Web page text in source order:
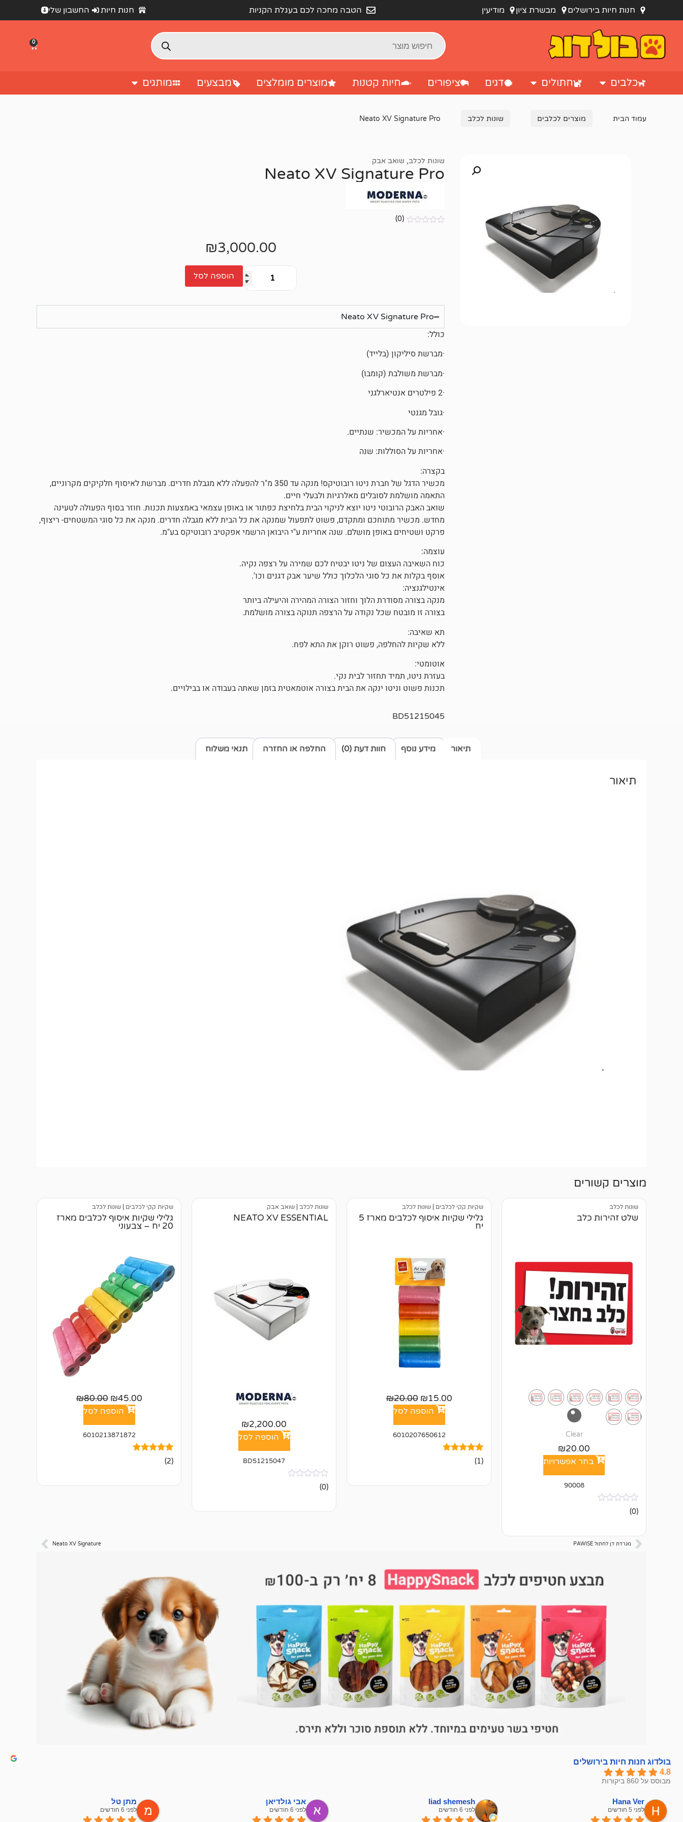
חנות חיות בירושלים מבשרת ציון מודיעין הטבה מחכה לכם בעגלת הקניות חנות חיות החשבון שלי
0
כלבים חתולים דגים ציפורים חיות קטנות מוצרים מומלצים מבצעים מותגים
עמוד הבית מוצרים לכלבים שונות לכלב Neato XV Signature Pro
שונות לכלב, שואב אבק
Neato XV Signature Pro
(0)
₪3,000.00
הוספה לסל
Neato XV Signature Pro
כולל:
·מברשת סיליקון (בלייד)
·מברשת משולבת (קומבו)
·2 פילטרים אנטיארלגני
·גובל מגנטי
·אחריות על המכשיר: שנתיים.
·אחריות על הסוללות: שנה
בקצרה:
מכשיר הדגל של חברת ניטו רובוטיקס! מנקה עד 350 מ"ר להפעלה ללא מגבלת חדרים. מברשת לאיסוף חלקיקים מקרוניים,
התאמה מושלמת לסובלים מאלרגיות ולבעלי חיים.
שואב האבק הרובוטי ניטו יוצא לניקוי הבית בלחיצת כפתור או באופן עצמאי באמצעות תכנות. חוזר בסוף הפעולה לטעינה
מחדש. מכשיר מתוחכם ומתקדם, פשוט לתפעול שמנקה את כל הבית ללא מגבלה חדרים. מנקה את כל סוגי המשטחים- ריצוף,
פרקט ושטיחים באופן מושלם. שנה אחריות ע"י היבואן הרשמי אפקטיב רובוטיקס בע"מ.
עוצמה:
כוח השאיבה העצום של ניטו יבטיח לכם שמירה על רצפה נקיה.
אוסף בקלות את כל סוגי הלכלוך כולל שיער אבק דגנים וכו'.
אינטילגנציה:
מנקה בצורה מסודרת הלוך וחזור הצורה המהירה והיעילה ביותר
בצורה זו מובטח שכל נקודה על הרצפה תנוקה בצורה מושלמת.
תא שאיבה:
ללא שקיות להחלפה, פשוט רוקן את התא לפח.
אוטומטי:
בעזרת ניטו, תמיד תחזור לבית נקי.
תכנות פשוט וניטו ינקה את הבית בצורה אוטמאטית בזמן שאתה בעבודה או בבילויים.
BD51215045
תיאור מידע נוסף תנאי משלוח חוות דעת (0) החלפה או החזרה
תיאור
מוצרים קשורים
שונות לכלב
שלט זהירות כלב
Clear
₪20.00
בחר אפשרויות
90008
אין
ביקורות
(0)
שקיות קקי לכלבים שונות לכלב
גלילי שקיות איסוף לכלבים מארז 5
יח
₪15.00
₪20.00
הוספה לסל
6010207650612
מדורג
5.00
1(1)
שונות לכלב שואב אבק
NEATO XV ESSENTIAL
₪2,200.00
הוספה לסל
BD51215047
אין
ביקורות
(0)
שקיות קקי לכלבים שונות לכלב
גלילי שקיות איסוף לכלבים מארז
20 יח – צבעוני
₪45.00
₪80.00
הוספה לסל
6010213871872
מדורגים
5.00
2(2)
מגרדת דן לחתול PAWISE Neato XV Signature
בולדוג חנות חיות בירושלים
4.8
מבוסס על 860 ביקורות
Hana Ver
לפני 5 חודשים
liad shemesh
לפני 6 חודשים
אבי גולדיאן
לפני 6 חודשים
מתן טל
לפני 6 חודשים